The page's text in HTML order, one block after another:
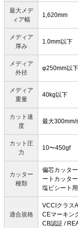
最大メデ
ィア幅
1,620mm
メディア
厚み
1.0mm以下
メディア
外径
φ250mm以下
メディア
重量
40kg以下
カット速
度
最大300mm/
カット圧
力
10〜450gf
カッター
種類
偏芯カッタ
ートカッター
塩ビシート
適合規格
VCCIクラス
CEマーキン
CB認証 /